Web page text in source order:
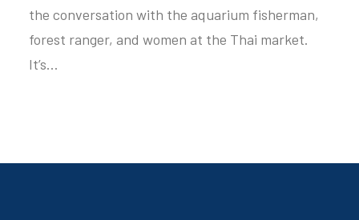
the conversation with the aquarium fisherman,
forest ranger, and women at the Thai market.
It’s…